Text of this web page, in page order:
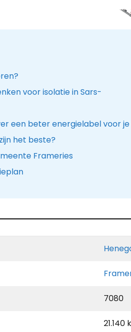
voor isolatie in Sars-
een beter energielabel voor je
het beste?
Frameries
7080
21.140